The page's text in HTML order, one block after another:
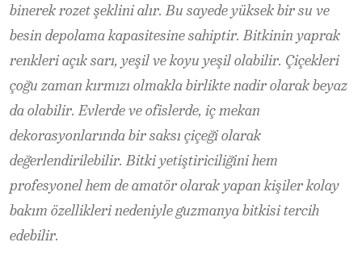
binerek rozet şeklini alır. Bu sayede yüksek bir su ve
besin depolama kapasitesine sahiptir. Bitkinin yaprak
renkleri açık sarı, yeşil ve koyu yeşil olabilir. Çiçekleri
çoğu zaman kırmızı olmakla birlikte nadir olarak beyaz
da olabilir. Evlerde ve ofislerde, iç mekan
dekorasyonlarında bir saksı çiçeği olarak
değerlendirilebilir. Bitki yetiştiriciliğini hem
profesyonel hem de amatör olarak yapan kişiler kolay
bakım özellikleri nedeniyle guzmanya bitkisi tercih
edebilir.